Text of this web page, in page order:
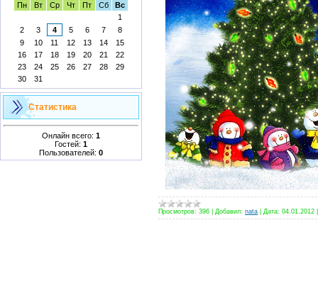
Пн
Вт Ср Чт Пт Сб
Вс
1
2
3 4 5 6 7
8
9
10 11 12 13 14
15
16
17 18 19 20 21
22
23
24 25 26 27 28
29
30
31
Статистика
Онлайн всего: 1
Гостей: 1
Пользователей: 0
Просмотров: 396 Добавил: nata Дата: 04.01.2012